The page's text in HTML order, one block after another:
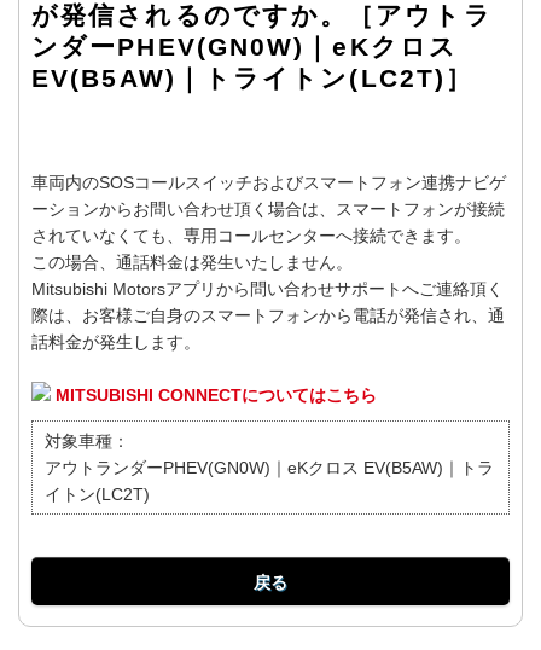
が発信されるのですか。［アウトラ
ンダーPHEV(GN0W)｜eKクロス
EV(B5AW)｜トライトン(LC2T)］
車両内のSOSコールスイッチおよびスマートフォン連携ナビゲ
ーションからお問い合わせ頂く場合は、スマートフォンが接続
されていなくても、専用コールセンターへ接続できます。
この場合、通話料金は発生いたしません。
Mitsubishi Motorsアプリから問い合わせサポートへご連絡頂く
際は、お客様ご自身のスマートフォンから電話が発信され、通
話料金が発生します。
MITSUBISHI CONNECTについてはこちら
対象車種：
アウトランダーPHEV(GN0W)｜eKクロス EV(B5AW)｜トラ
イトン(LC2T)
戻る